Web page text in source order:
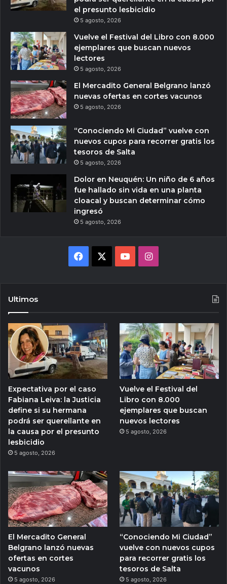
el presunto lesbicidio
5 agosto, 2026
Vuelve el Festival del Libro con 8.000
ejemplares que buscan nuevos
lectores
5 agosto, 2026
El Mercadito General Belgrano lanzó
nuevas ofertas en cortes vacunos
5 agosto, 2026
“Conociendo Mi Ciudad” vuelve con
nuevos cupos para recorrer gratis los
tesoros de Salta
5 agosto, 2026
Dolor en Neuquén: Un niño de 6 años
fue hallado sin vida en una planta
cloacal y buscan determinar cómo
ingresó
5 agosto, 2026
Facebook YouTubeInstagram
Ultimos
Expectativa por el caso
Fabiana Leiva: la Justicia
define si su hermana
podrá ser querellante en
la causa por el presunto
lesbicidio
5 agosto, 2026
Vuelve el Festival del
Libro con 8.000
ejemplares que buscan
nuevos lectores
5 agosto, 2026
El Mercadito General
Belgrano lanzó nuevas
ofertas en cortes
vacunos
5 agosto, 2026
“Conociendo Mi Ciudad”
vuelve con nuevos cupos
para recorrer gratis los
tesoros de Salta
5 agosto, 2026